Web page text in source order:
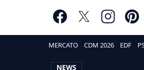
MERCATO CDM 2026 EDF
NEWS